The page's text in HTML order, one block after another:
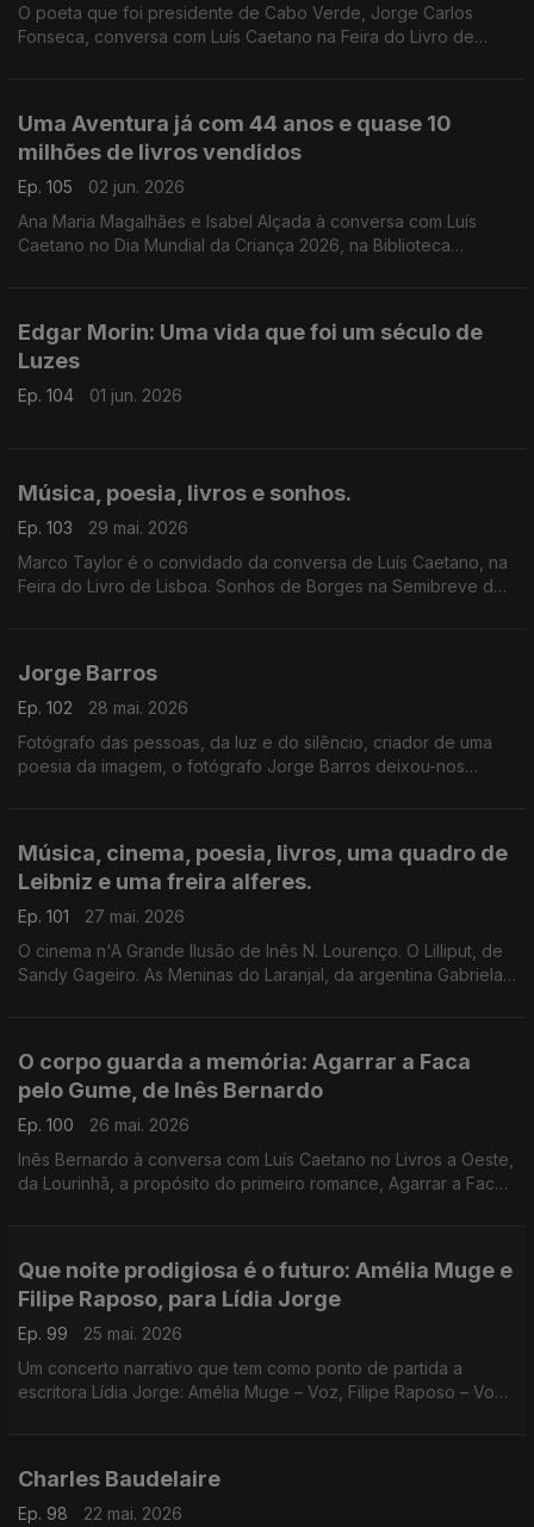
O poeta que foi presidente de Cabo Verde, Jorge Carlos
Fonseca, conversa com Luís Caetano na Feira do Livro de
Uma Aventura já com 44 anos e quase 10
milhões de livros vendidos
Ep. 105
02 jun. 2026
Ana Maria Magalhães e Isabel Alçada à conversa com Luís
Caetano no Dia Mundial da Criança 2026, na Biblioteca
Edgar Morin: Uma vida que foi um século de
Luzes
Ep. 104 01 jun. 2026
Música, poesia, livros e sonhos.
Ep. 103
29 mai. 2026
Marco Taylor é o convidado da conversa de Luís Caetano, na
Feira do Livro de Lisboa. Sonhos de Borges na Semibreve de
Jorge Barros
Ep. 102
28 mai. 2026
Fotógrafo das pessoas, da luz e do silêncio, criador de uma
poesia da imagem, o fotógrafo Jorge Barros deixou-nos
Música, cinema, poesia, livros, uma quadro de
Leibniz e uma freira alferes.
Ep. 101
27 mai. 2026
O cinema n'A Grande Ilusão de Inês N. Lourenço. O Lilliput, de
Sandy Gageiro. As Meninas do Laranjal, da argentina Gabriela
O corpo guarda a memória: Agarrar a Faca
pelo Gume, de Inês Bernardo
Ep. 100
26 mai. 2026
Inês Bernardo à conversa com Luís Caetano no Livros a Oeste,
da Lourinhã, a propósito do primeiro romance, Agarrar a Faca
Que noite prodigiosa é o futuro: Amélia Muge e
Filipe Raposo, para Lídia Jorge
Ep. 99
25 mai. 2026
Um concerto narrativo que tem como ponto de partida a
escritora Lídia Jorge: Amélia Muge – Voz, Filipe Raposo – Voz
Charles Baudelaire
Ep. 98 22 mai. 2026